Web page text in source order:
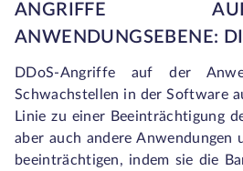
ANGRIFFE
ANWENDUNGSEBENE:
DDoS-Angriffe auf der
Schwachstellen in der Software
Linie zu einer Beeinträchtigung
aber auch andere Anwendungen
beeinträchtigen, indem sie die